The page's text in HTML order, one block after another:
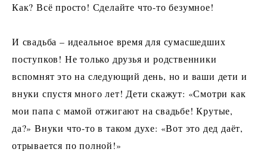
Как? Всё просто! Сделайте что-то безумное!
И свадьба – идеальное время для сумасшедших
поступков! Не только друзья и родственники
вспомнят это на следующий день, но и ваши дети и
внуки спустя много лет! Дети скажут: «Смотри как
мои папа с мамой отжигают на свадьбе! Крутые,
да?» Внуки что-то в таком духе: «Вот это дед даёт,
отрывается по полной!»